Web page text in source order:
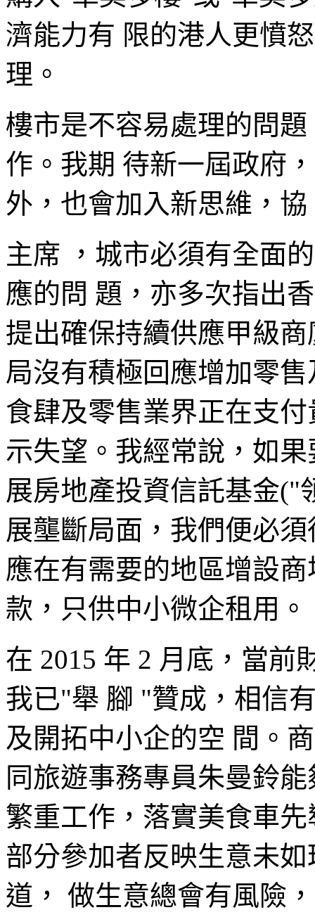
濟能力有 限的港人更憤
理。
樓市是不容易處理的問
作。我期 待新一屆政府
外，也會加入新思維，
主席 ，城市必須有全面
應的問 題，亦多次指出
提出確保持續供應甲級
局沒有積極回應增加零
食肆及零售業界正在支
示失望。我經常說，如
展房地產投資信託基金("
展壟斷局面，我們便必
應在有需要的地區增設
款，只供中小微企租用。
在 2015 年 2 月底，當前
我已"舉 腳 "贊成，相信
及開拓中小企的空 間。
同旅遊事務專員朱曼鈴
繁重工作，落實美食車
部分參加者反映生意未
道， 做生意總會有風險